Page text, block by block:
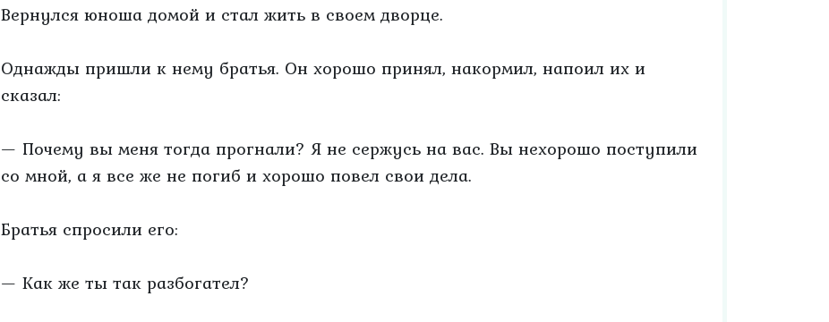
Вернулся юноша домой и стал жить в своем дворце.
Однажды пришли к нему братья. Он хорошо принял, накормил, напоил их и
сказал:
— Почему вы меня тогда прогнали? Я не сержусь на вас. Вы нехорошо поступили
со мной, а я все же не погиб и хорошо повел свои дела.
Братья спросили его:
— Как же ты так разбогател?